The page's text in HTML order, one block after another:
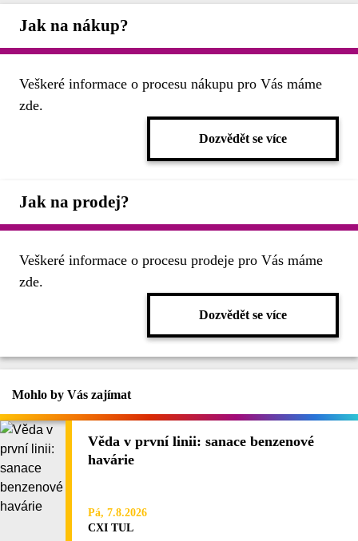
Jak na nákup?
Veškeré informace o procesu nákupu pro Vás máme
zde.
Dozvědět se více
Jak na prodej?
Veškeré informace o procesu prodeje pro Vás máme
zde.
Dozvědět se více
Mohlo by Vás zajímat
Věda v první linii: sanace benzenové
havárie
Pá, 7.8.2026
CXI TUL